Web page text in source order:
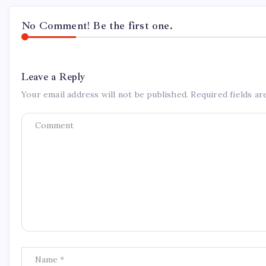
No Comment! Be the first one.
Leave a Reply
Your email address will not be published. Required fields